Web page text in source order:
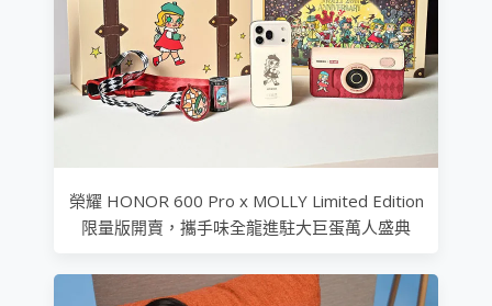
榮耀 HONOR 600 Pro x MOLLY Limited Edition
限量版開賣，攜手味全龍進駐大巨蛋萬人盛典